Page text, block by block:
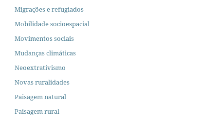
Migrações e refugiados
Mobilidade socioespacial
Movimentos sociais
Mudanças climáticas
Neoextrativismo
Novas ruralidades
Paisagem natural
Paisagem rural